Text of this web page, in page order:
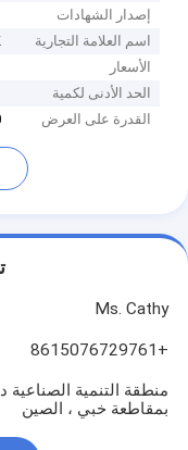
إصدار الشهادات
اسم العلامة التجارية
الأسعار
الحد الأدنى لكمية
القدرة على العرض
Ms. Cathy
+8615076729761
منطقة التنمية الصناعية
بمقاطعة خبي ، الصين